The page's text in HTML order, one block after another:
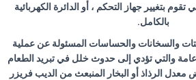
بتغيير جهاز التحكم ، أو الدائرة الكهربائية
بالكامل.
والسخانات والحساسات المسئولة عن عملية
عامة والتي تؤدي إلى حدوث خلل في تبريد الطعام
الرذاذ أو البخار المنبعث من الديب فريزر